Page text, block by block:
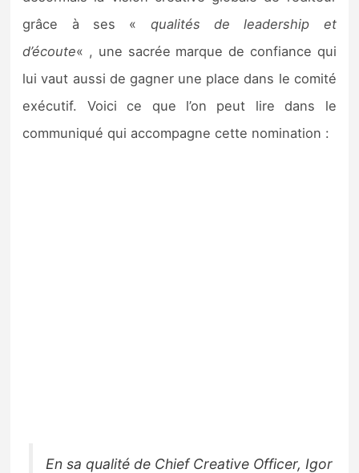
grâce à ses « qualités de leadership et
d’écoute« , une sacrée marque de confiance qui
lui vaut aussi de gagner une place dans le comité
exécutif. Voici ce que l’on peut lire dans le
communiqué qui accompagne cette nomination :
En sa qualité de Chief Creative Officer, Igor